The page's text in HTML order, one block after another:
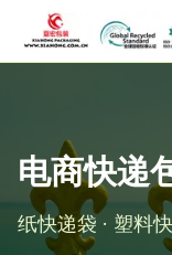
电商快递
纸快递袋 · 塑料